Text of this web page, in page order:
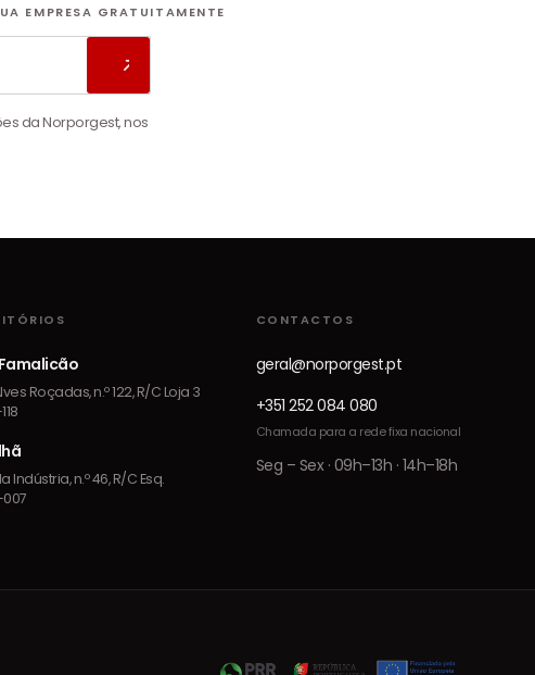
EMPRESA GRATUITAMENTE
da Norporgest, nos
Roçadas, n.º 122, R/C Loja 3
Indústria, n.º 46, R/C Esq.
CONTACTOS
geral@norporgest.pt
+351 252 084 080
Chamada para a rede fixa nacional
Seg – Sex · 09h–13h · 14h–18h